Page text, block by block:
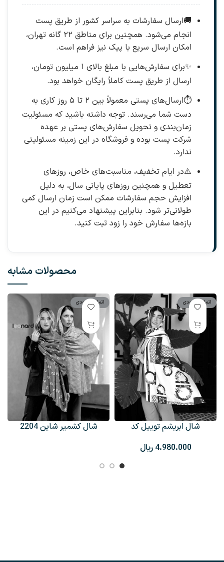
🚚ارسال سفارشات به سراسر کشور از طریق پست
انجام می‌شود. همچنین برای مناطق ۲۲ گانه تهران،
امکان ارسال سریع با پیک نیز فراهم است.
✨
برای سفارش‌هایی با مبلغ بالای ۱ میلیون تومان،
ارسال از طریق پست کاملاً رایگان خواهد بود.
⏱️
ارسال‌های پستی معمولاً بین ۲ تا ۵ روز کاری به
دست شما می‌رسند. توجه داشته باشید که مسئولیت
زمان‌بندی و تحویل سفارش‌های پستی بر عهده
شرکت پست بوده و فروشگاه در این زمینه مسئولیتی
ندارد.
⚠️در ایام تخفیف، مناسبت‌های خاص، روزهای
تعطیل و همچنین روزهای پایانی سال، به دلیل
افزایش حجم سفارشات ممکن است زمان ارسال کمی
طولانی‌تر شود. بنابراین پیشنهاد می‌کنیم در این
بازه‌ها سفارش خود را زود ثبت کنید.
محصولات مشابه
اتمام موجودی
+3
شال ابریشم توییل کد
ریال
اتمام موجودی
شال کشمیر شاین 2204